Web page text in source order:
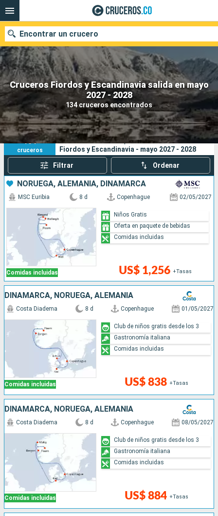
Cruceros Fiordos y Escandinavia salida en mayo
2027 - 2028
134 cruceros encontrados
Encontrar un crucero
Fecha de salida
Buscar
134
cruceros
Sus criterios de búsqueda:
Fiordos y Escandinavia - mayo 2027 - 2028
Filtrar Ordenar
NORUEGA, ALEMANIA, DINAMARCA
Comidas incluidas
MSC Euribia 8 d Copenhague 02/05/2027
US$ 1,256 +Tasas
Niños Gratis
Oferta en paquete de bebidas
Comidas incluidas
DINAMARCA, NORUEGA, ALEMANIA
Comidas incluidas
Costa Diadema 8 d Copenhague 01/05/2027
US$ 838 +Tasas
Club de niños gratis desde los 3
Gastronomía italiana
Comidas incluidas
DINAMARCA, NORUEGA, ALEMANIA
Comidas incluidas
Costa Diadema 8 d Copenhague 08/05/2027
US$ 884 +Tasas
Club de niños gratis desde los 3
Gastronomía italiana
Comidas incluidas